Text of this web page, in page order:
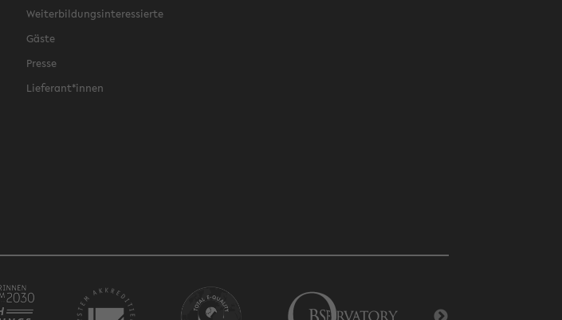
Weiterbildungsinteressierte
Gäste
Presse
Lieferant*innen